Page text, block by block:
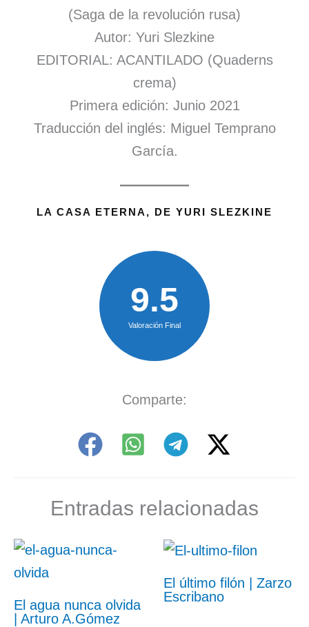
(Saga de la revolución rusa)
Autor: Yuri Slezkine
EDITORIAL: ACANTILADO (Quaderns
crema)
Primera edición: Junio 2021
Traducción del inglés: Miguel Temprano
García.
LA CASA ETERNA, DE YURI SLEZKINE
9.5
Valoración Final
Comparte:
Entradas relacionadas
El agua nunca olvida
| Arturo A.Gómez
El último filón | Zarzo
Escribano